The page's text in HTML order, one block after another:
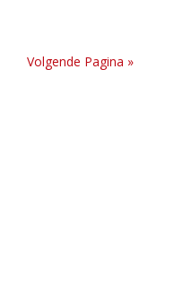
Volgende Pagina »